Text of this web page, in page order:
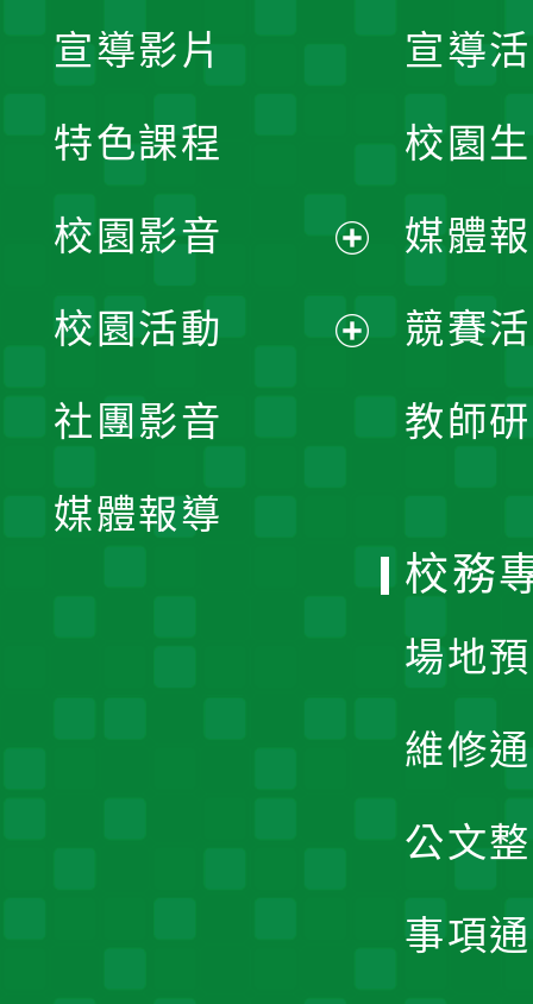
宣導
校園
媒體
競賽
教師
宣導影片
特色課程
校園影音
開
校園活動
社團影音
媒體報導
校務
場地
維修
公文
事項